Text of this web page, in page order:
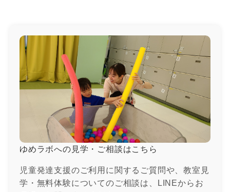
ゆめラボへの見学・ご相談はこちら
児童発達支援のご利用に関するご質問や、教室見
学・無料体験についてのご相談は、LINEからお